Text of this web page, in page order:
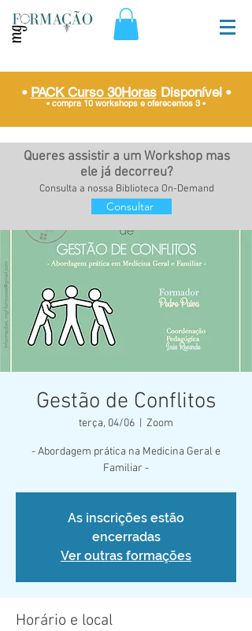
• PACK Curso 30HorasDisponível •
• compra 10 workshops e oferecemos 3•
Queres assistir a um Workshop mas
ele já decorreu?
Consulta a nossa Biblioteca On-Demand
Consultar
Gestão de Conflitos
terça, 04/06 Zoom
- Abordagem prática na Medicina Geral e
Familiar -
As inscrições estão
encerradas
Ver outras formações
Horário e local